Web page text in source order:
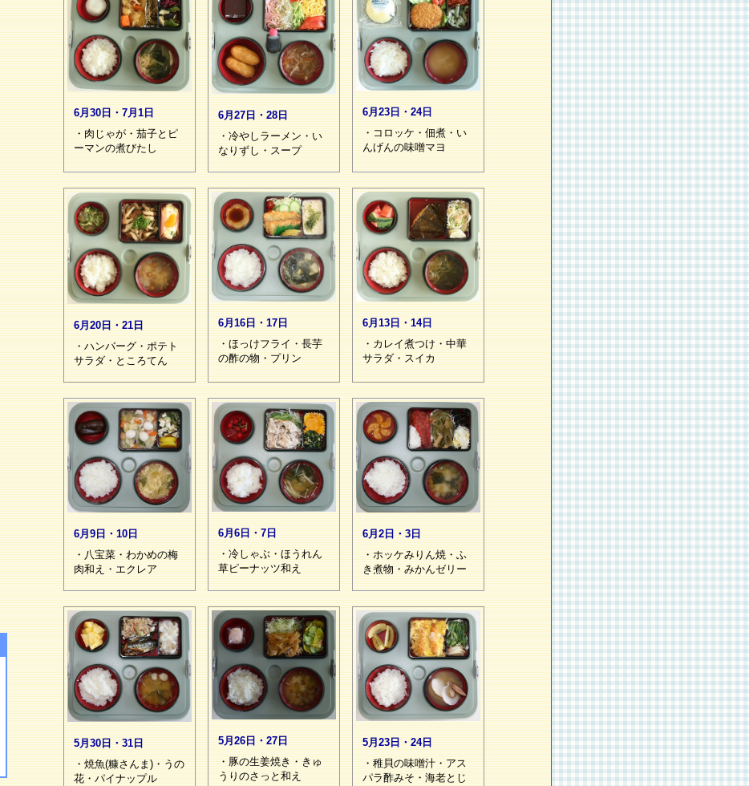
6月30日・7月1日
・肉じゃが・茄子とピ
ーマンの煮びたし
6月27日・28日
・冷やしラーメン・い
なりずし・スープ
6月23日・24日
・コロッケ・佃煮・い
んげんの味噌マヨ
6月20日・21日
・ハンバーグ・ポテト
サラダ・ところてん
6月16日・17日
・ほっけフライ・長芋
の酢の物・プリン
6月13日・14日
・カレイ煮つけ・中華
サラダ・スイカ
6月9日・10日
・八宝菜・わかめの梅
肉和え・エクレア
6月6日・7日
・冷しゃぶ・ほうれん
草ピーナッツ和え
6月2日・3日
・ホッケみりん焼・ふ
き煮物・みかんゼリー
5月30日・31日
・焼魚(糠さんま)・うの
花・パイナップル
5月26日・27日
・豚の生姜焼き・きゅ
うりのさっと和え
5月23日・24日
・稚貝の味噌汁・アス
パラ酢みそ・海老とじ